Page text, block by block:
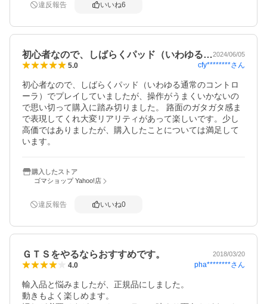
違反報告 いいね6
初心者なので、しばらくパッド（いわゆる…2024/06/05
5.0 cfy********さん
初心者なので、しばらくパッド（いわゆる通常のコントロ
ーラ）でプレイしていましたが、操作がうまくいかないの
で思い切って購入に踏み切りました。 路面のガタガタ感ま
で表現してくれ大変リアリティがあって楽しいです。少し
高価ではありましたが、購入したことについては満足して
います。
購入したストア
ゴマショップ Yahoo!店
違反報告 いいね0
ＧＴＳをやるならおすすめです。 2018/03/20
4.0 pha********さん
輸入品と悩みましたが、正規品にしました。
動きもよく楽しめます。